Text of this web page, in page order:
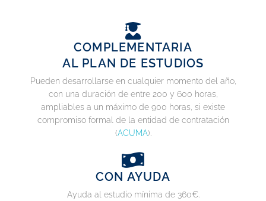
COMPLEMENTARIA
AL PLAN DE ESTUDIOS
Pueden desarrollarse en cualquier momento del año,
con una duración de entre 200 y 600 horas,
ampliables a un máximo de 900 horas, si existe
compromiso formal de la entidad de contratación
(ACUMA).
CON AYUDA
Ayuda al estudio mínima de 360€.